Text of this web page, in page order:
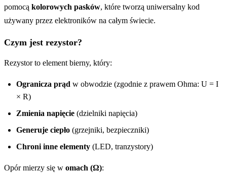
pomocą kolorowych pasków, które tworzą uniwersalny kod
używany przez elektroników na całym świecie.
Czym jest rezystor?
Rezystor to element bierny, który:
Ogranicza prąd w obwodzie (zgodnie z prawem Ohma: U = I
× R)
Zmienia napięcie (dzielniki napięcia)
Generuje ciepło (grzejniki, bezpieczniki)
Chroni inne elementy (LED, tranzystory)
Opór mierzy się w omach (Ω):